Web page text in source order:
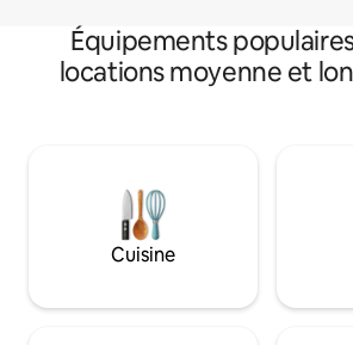
Équipements
locations moyenne et
Cuisine